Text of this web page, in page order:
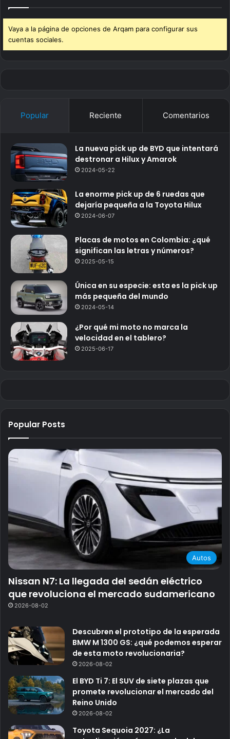
Vaya a la página de opciones de Arqam para configurar sus
cuentas sociales.
Popular Reciente Comentarios
La nueva pick up de BYD que intentará
destronar a Hilux y Amarok
2024-05-22
La enorme pick up de 6 ruedas que
dejaría pequeña a la Toyota Hilux
2024-06-07
Placas de motos en Colombia: ¿qué
significan las letras y números?
2025-05-15
Única en su especie: esta es la pick up
más pequeña del mundo
2024-05-14
¿Por qué mi moto no marca la
velocidad en el tablero?
2025-06-17
Popular Posts
Autos
Nissan N7: La llegada del sedán eléctrico
que revoluciona el mercado sudamericano
2026-08-02
Descubren el prototipo de la esperada
BMW M 1300 GS: ¿qué podemos esperar
de esta moto revolucionaria?
2026-08-02
El BYD Ti 7: El SUV de siete plazas que
promete revolucionar el mercado del
Reino Unido
2026-08-02
Toyota Sequoia 2027: ¿La